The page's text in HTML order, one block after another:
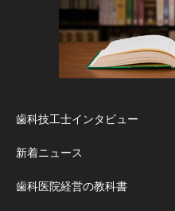
歯科技工士インタビュー
新着ニュース
歯科医院経営の教科書